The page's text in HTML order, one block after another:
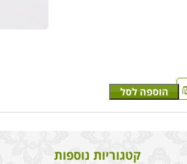
הוספה לסל
קטגוריות נוספות